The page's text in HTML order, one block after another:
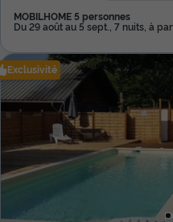
MOBILHOME 5 personnes
Du 29 août au 5 sept., 7 nuits, à
Exclusivité